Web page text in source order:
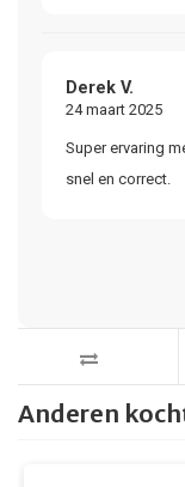
Derek V.
24 maart 2025
Super ervaring
snel en correct.
Anderen